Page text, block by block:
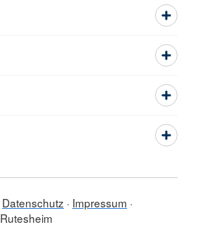
Datenschutz
Impressum